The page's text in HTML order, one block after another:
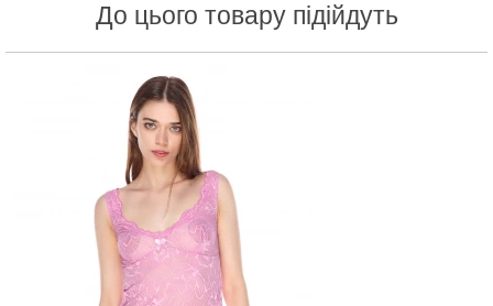
До цього товару підійдуть